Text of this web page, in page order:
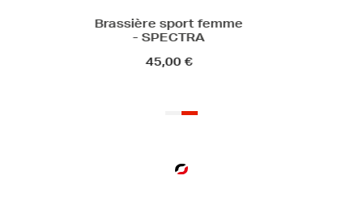
Brassière sport femme